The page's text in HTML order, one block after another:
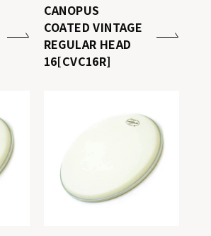
CB16H
CANOPUS
COATED VINTAGE
REGULAR HEAD
16[CVC16R]